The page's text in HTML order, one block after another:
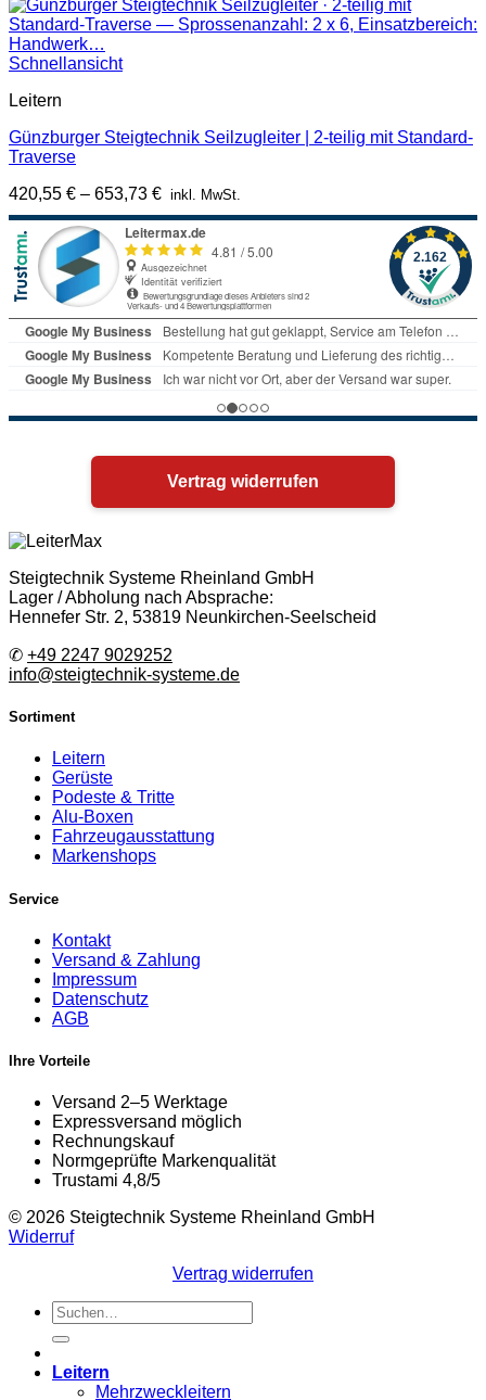
Schnellansicht
Leitern
Günzburger Steigtechnik Seilzugleiter | 2-teilig mit Standard-
Traverse
420,55 € – 653,73 € inkl. MwSt.
Vertrag widerrufen
Steigtechnik Systeme Rheinland GmbH
Lager / Abholung nach Absprache:
Hennefer Str. 2, 53819 Neunkirchen-Seelscheid
✆ +49 2247 9029252
info@steigtechnik-systeme.de
Sortiment
Leitern
Gerüste
Podeste & Tritte
Alu-Boxen
Fahrzeugausstattung
Markenshops
Service
Kontakt
Versand & Zahlung
Impressum
Datenschutz
AGB
Ihre Vorteile
Versand 2–5 Werktage
Expressversand möglich
Rechnungskauf
Normgeprüfte Markenqualität
Trustami 4,8/5
© 2026 Steigtechnik Systeme Rheinland GmbH
Widerruf
Vertrag widerrufen
Suchen
nach:
Leitern
Mehrzweckleitern